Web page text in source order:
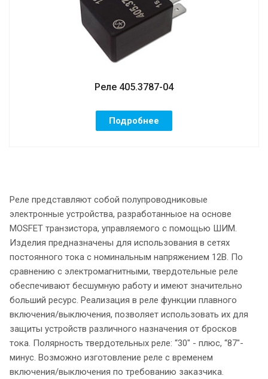
Реле 405.3787-04
Подробнее
Реле представляют собой полупроводниковые
электронные устройства, разработанныое на основе
MOSFET транзистора, управляемого с помощью ШИМ.
Изделия предназначены для использования в сетях
постоянного тока с номинальным напряжением 12В. По
сравнению с электромагнитными, твердотельные реле
обеспечивают бесшумную работу и имеют значительно
больший ресурс. Реализация в реле функции плавного
включения/выключения, позволяет использовать их для
защиты устройств различного назначения от бросков
тока. Полярность твердотельных реле: “30" - плюс, “87"-
минус. Возможно изготовление реле с временем
включения/выключения по требованию заказчика.